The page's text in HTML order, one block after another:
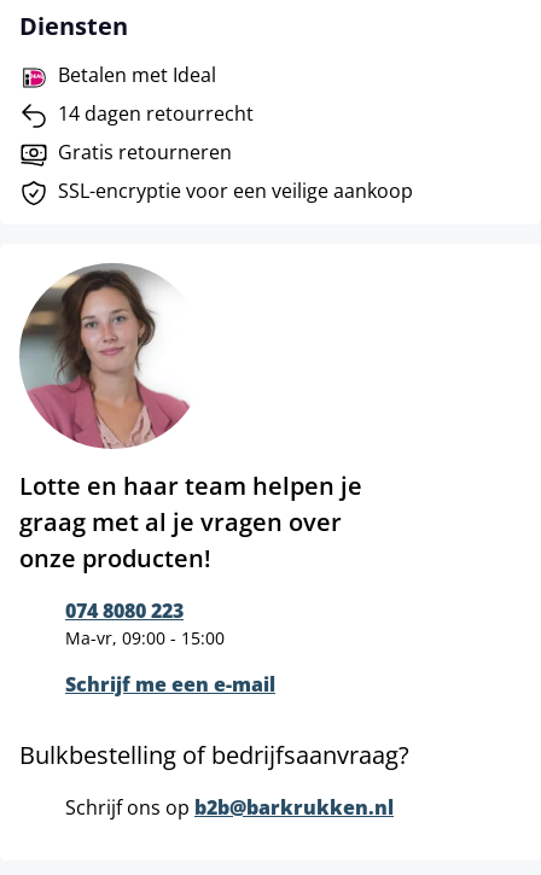
Diensten
Betalen met Ideal
14 dagen retourrecht
Gratis retourneren
SSL-encryptie voor een veilige aankoop
Lotte en haar team helpen je
graag met al je vragen over
onze producten!
074 8080 223
Ma-vr, 09:00 - 15:00
Schrijf me een e-mail
Bulkbestelling of bedrijfsaanvraag?
Schrijf ons op b2b@barkrukken.nl